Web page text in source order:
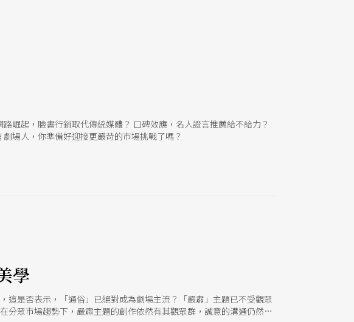
崛起，臉書行銷取代傳統媒體？ 口碑效應，名人證言推薦給不給力？
演出爆量荷包緊縮 劇場人，你準備好迎接更嚴苛的市場挑戰了嗎？
學
是否表示，「通俗」已絕對成為劇場主流？「嚴肅」主題已不受觀眾
眾市場趨勢下，嚴肅主題的創作依然有其觀眾群，誠意的溝通仍然會